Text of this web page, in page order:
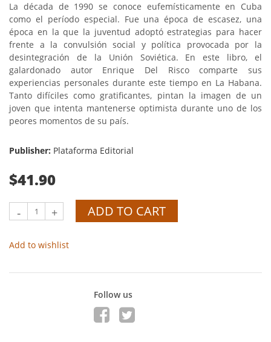
La década de 1990 se conoce eufemísticamente en Cuba
como el período especial. Fue una época de escasez, una
época en la que la juventud adoptó estrategias para hacer
frente a la convulsión social y política provocada por la
desintegración de la Unión Soviética. En este libro, el
galardonado autor Enrique Del Risco comparte sus
experiencias personales durante este tiempo en La Habana.
Tanto difíciles como gratificantes, pintan la imagen de un
joven que intenta mantenerse optimista durante uno de los
peores momentos de su país.
Publisher: Plataforma Editorial
$41.90
- + ADD TO CART
Add to wishlist
Follow us